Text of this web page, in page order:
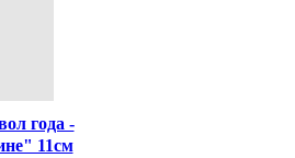
года -
11см